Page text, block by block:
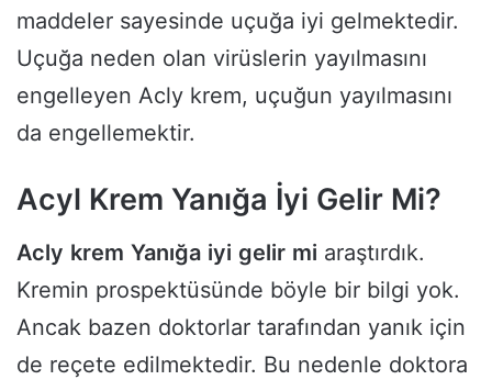
maddeler sayesinde uçuğa iyi gelmektedir.
Uçuğa neden olan virüslerin yayılmasını
engelleyen Acly krem, uçuğun yayılmasını
da engellemektir.
Acyl Krem Yanığa İyi Gelir Mi?
Acly krem Yanığa iyi gelir mi araştırdık.
Kremin prospektüsünde böyle bir bilgi yok.
Ancak bazen doktorlar tarafından yanık için
de reçete edilmektedir. Bu nedenle doktora